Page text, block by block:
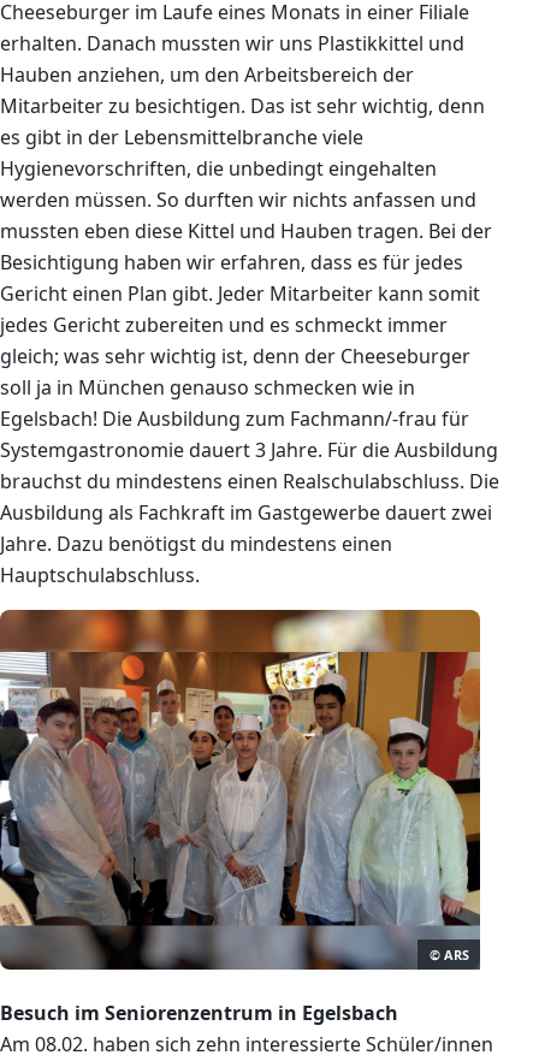
Cheeseburger im Laufe eines Monats in einer Filiale
erhalten. Danach mussten wir uns Plastikkittel und
Hauben anziehen, um den Arbeitsbereich der
Mitarbeiter zu besichtigen. Das ist sehr wichtig, denn
es gibt in der Lebensmittelbranche viele
Hygienevorschriften, die unbedingt eingehalten
werden müssen. So durften wir nichts anfassen und
mussten eben diese Kittel und Hauben tragen. Bei der
Besichtigung haben wir erfahren, dass es für jedes
Gericht einen Plan gibt. Jeder Mitarbeiter kann somit
jedes Gericht zubereiten und es schmeckt immer
gleich; was sehr wichtig ist, denn der Cheeseburger
soll ja in München genauso schmecken wie in
Egelsbach! Die Ausbildung zum Fachmann/-frau für
Systemgastronomie dauert 3 Jahre. Für die Ausbildung
brauchst du mindestens einen Realschulabschluss. Die
Ausbildung als Fachkraft im Gastgewerbe dauert zwei
Jahre. Dazu benötigst du mindestens einen
Hauptschulabschluss.
© ARS
Besuch im Seniorenzentrum in Egelsbach
Am 08.02. haben sich zehn interessierte Schüler/innen